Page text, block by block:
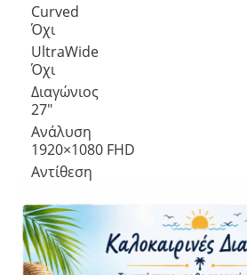
Curved
Όχι
UltraWide
Όχι
Διαγώνιος
27″
Ανάλυση
1920×1080 FHD
Αντίθεση
Χρόνος Απόκρισης
1 ms GtG
Ρυθμός Ανανέωσης
144 Hz